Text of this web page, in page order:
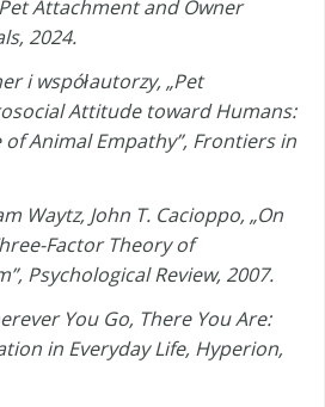
Attachment and Owner
2024.
i współautorzy, „Pet
Attitude toward Humans:
of Animal Empathy”, Frontiers in
Waytz, John T. Cacioppo, „On
Factor Theory of
Psychological Review, 2007.
You Go, There You Are:
in Everyday Life, Hyperion,